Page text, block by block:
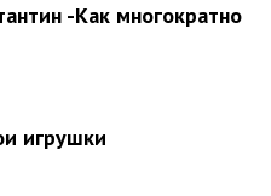
-Как многократно
игрушки